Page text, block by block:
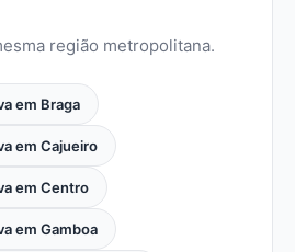
região metropolitana.
em Braga
em Cajueiro
em Centro
em Gamboa